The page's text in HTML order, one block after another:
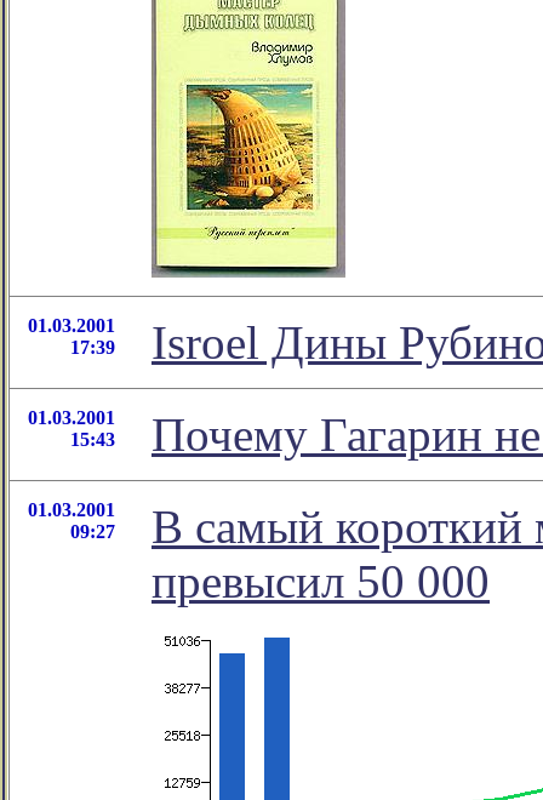
01.03.2001
17:39
Isroel Дины
01.03.2001
15:43
Почему Гагарин
01.03.2001
09:27
В самый короткий
превысил 50 000